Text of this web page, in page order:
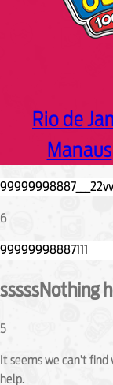
Rio de
Manaus
6
sssssNothing
5
It seems we can’t
help.